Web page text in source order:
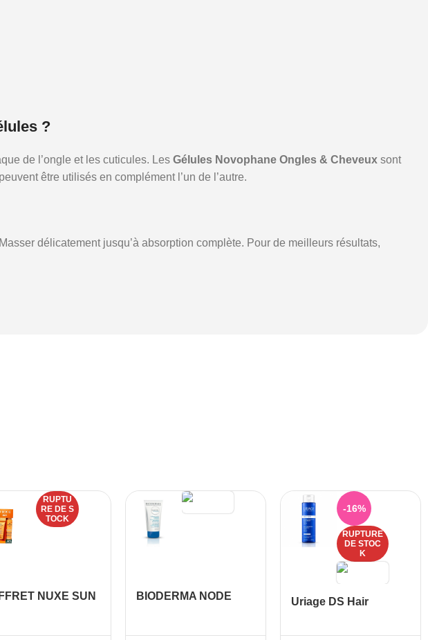
?
de l’ongle et les cuticules. Les Gélules Novophane Ongles & Cheveux sont
être utilisés en complément l’un de l’autre.
délicatement jusqu’à absorption complète. Pour de meilleurs résultats,
RUPTU
RE DE S
TOCK
NUXE SUN
BIODERMA NODE
-16%
RUPTURE
DE STOC
K
Uriage DS Hair